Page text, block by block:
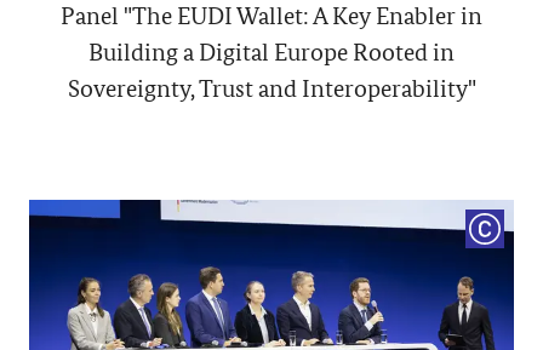
Panel "The EUDI Wallet: A Key Enabler in
Building a Digital Europe Rooted in
Sovereignty, Trust and Interoperability"